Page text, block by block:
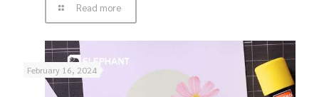
Read more
February 16, 2024